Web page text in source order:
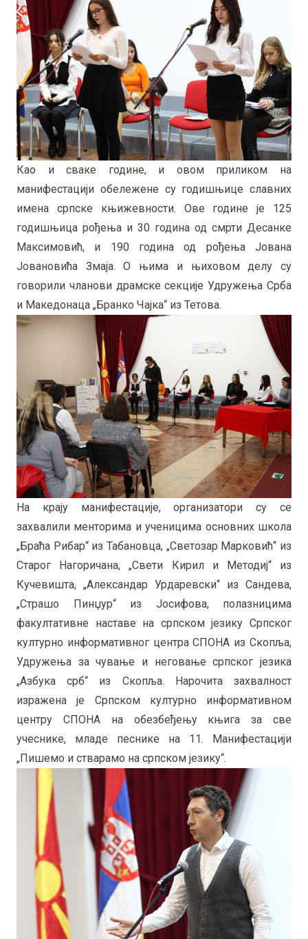
Као и сваке године, и овом приликом на
манифестацији обележене су годишњице славних
имена српске књижевности. Ове године је 125
годишњица рођења и 30 година од смрти Десанке
Максимовић, и 190 година од рођења Јована
Јовановића Змаја. О њима и њиховом делу су
говорили чланови драмске секције Удружења Срба
и Македонаца „Бранко Чајка“ из Тетова.
На крају манифестације, организатори су се
захвалили менторима и ученицима основних школа
„Браћа Рибар“ из Табановца, „Светозар Марковић“ из
Старог Нагоричана, „Свети Кирил и Методиј“ из
Кучевишта, „Александар Урдаревски“ из Сандева,
„Страшо Пинџур“ из Јосифова, полазницима
факултативне наставе на српском језику Српског
културно информативног центра СПОНА из Скопља,
Удружења за чување и неговање српског језика
„Азбука срб“ из Скопља. Нарочита захвалност
изражена је Српском културно информативном
центру СПОНА на обезбеђењу књига за све
учеснике, младе песнике на 11. Манифестацији
„Пишемо и стварамо на српском језику“.